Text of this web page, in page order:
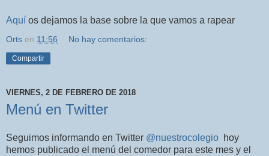
Aquí os dejamos la base sobre la que vamos a rapear
Orts en 11:56 No hay comentarios:
Compartir
VIERNES, 2 DE FEBRERO DE 2018
Menú en Twitter
Seguimos informando en Twitter @nuestrocolegio hoy
hemos publicado el menú del comedor para este mes y el